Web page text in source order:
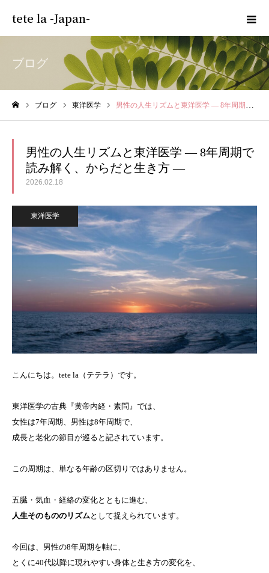
tete la -Japan-
ブログ
ブログ 東洋医学 男性の人生リズムと東洋医学 ― 8年周期で読み解く、からだと生き方 ―
男性の人生リズムと東洋医学 ― 8年周期で
読み解く、からだと生き方 ―
2026.02.18
東洋医学
こんにちは。tete la（テテラ）です。
東洋医学の古典『黄帝内経・素問』では、
女性は7年周期、男性は8年周期で、
成長と老化の節目が巡ると記されています。
この周期は、単なる年齢の区切りではありません。
五臓・気血・経絡の変化とともに進む、
人生そのもののリズム として捉えられています。
今回は、男性の8年周期を軸に、
とくに40代以降に現れやすい身体と生き方の変化を、